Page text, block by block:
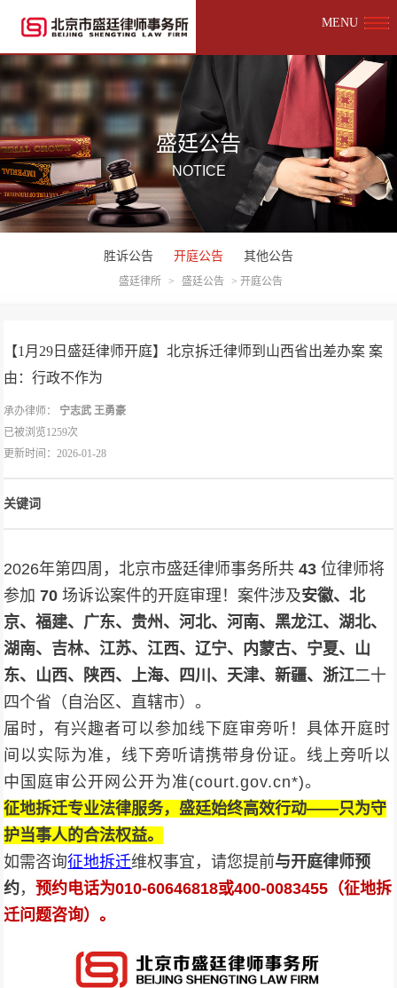
MENU
盛廷公告
NOTICE
胜诉公告 开庭公告 其他公告
盛廷律所 > 盛廷公告 > 开庭公告
【1月29日盛廷律师开庭】北京拆迁律师到山西省出差办案 案
由：行政不作为
承办律师： 宁志武 王勇豪
已被浏览1259次
更新时间：2026-01-28
关键词
2026年第四周，北京市盛廷律师事务所共43 位律师将
参加70场诉讼案件的开庭审理！案件涉及安徽、北
京、福建、广东、贵州、河北、河南、黑龙江、湖北、
湖南、吉林、江苏、江西、辽宁、内蒙古、宁夏、山
东、山西、陕西、上海、四川、天津、新疆、浙江二十
四个省（自治区、直辖市）。
届时，有兴趣者可以参加线下庭审旁听！具体开庭时
间以实际为准，线下旁听请携带身份证。线上旁听以
中国庭审公开网公开为准(court.gov.cn*)。
征地拆迁专业法律服务，盛廷始终高效行动——只为守
护当事人的合法权益。
如需咨询征地拆迁维权事宜，请您提前与开庭律师预
约，预约电话为010-60646818或400-0083455（征地拆
迁问题咨询）。